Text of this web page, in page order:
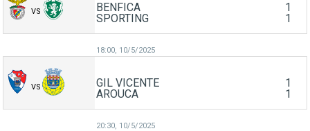
VS BENFICA
1
SPORTING
1
18:00, 10/5/2025
VS GIL VICENTE
1
AROUCA
1
20:30, 10/5/2025